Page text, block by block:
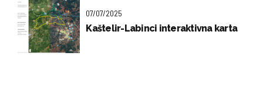
07/07/2025
Kaštelir-Labinci interaktivna karta